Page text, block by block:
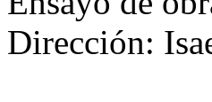
Dirección: